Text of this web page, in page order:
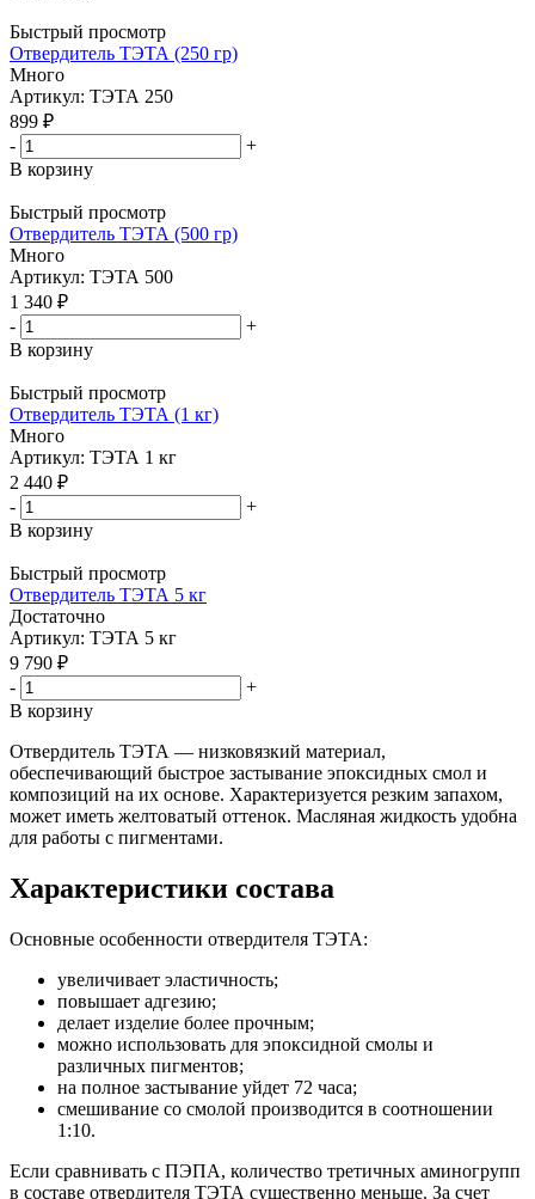
Быстрый просмотр
Отвердитель ТЭТА (250 гр)
Много
Артикул: ТЭТА 250
899 ₽
-
+
В корзину
Быстрый просмотр
Отвердитель ТЭТА (500 гр)
Много
Артикул: ТЭТА 500
1 340 ₽
-
+
В корзину
Быстрый просмотр
Отвердитель ТЭТА (1 кг)
Много
Артикул: ТЭТА 1 кг
2 440 ₽
-
+
В корзину
Быстрый просмотр
Отвердитель ТЭТА 5 кг
Достаточно
Артикул: ТЭТА 5 кг
9 790 ₽
-
+
В корзину
Отвердитель ТЭТА — низковязкий материал,
обеспечивающий быстрое застывание эпоксидных смол и
композиций на их основе. Характеризуется резким запахом,
может иметь желтоватый оттенок. Масляная жидкость удобна
для работы с пигментами.
Характеристики состава
Основные особенности отвердителя ТЭТА:
увеличивает эластичность;
повышает адгезию;
делает изделие более прочным;
можно использовать для эпоксидной смолы и
различных пигментов;
на полное застывание уйдет 72 часа;
смешивание со смолой производится в соотношении
1:10.
Если сравнивать с ПЭПА, количество третичных аминогрупп
в составе отвердителя ТЭТА существенно меньше. За счет